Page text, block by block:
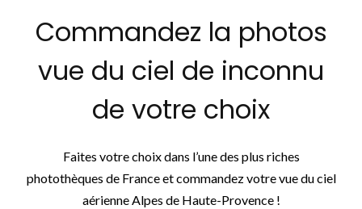
Commandez la photos
vue du ciel de inconnu
de votre choix
Faites votre choix dans l’une des plus riches
photothèques de France et commandez votre vue du ciel
aérienne Alpes de Haute-Provence !